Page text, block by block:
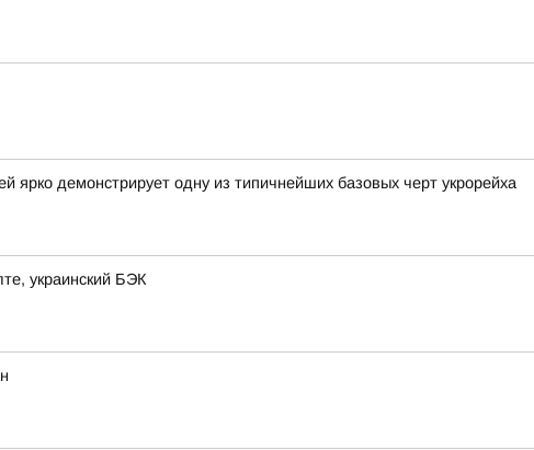
демонстрирует одну из типичнейших базовых черт укрорейха
украинский БЭК